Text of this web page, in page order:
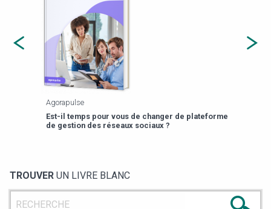
Agorapulse
Est-il temps pour vous de changer de plateforme
de gestion des réseaux sociaux ?
TROUVER UN LIVRE BLANC